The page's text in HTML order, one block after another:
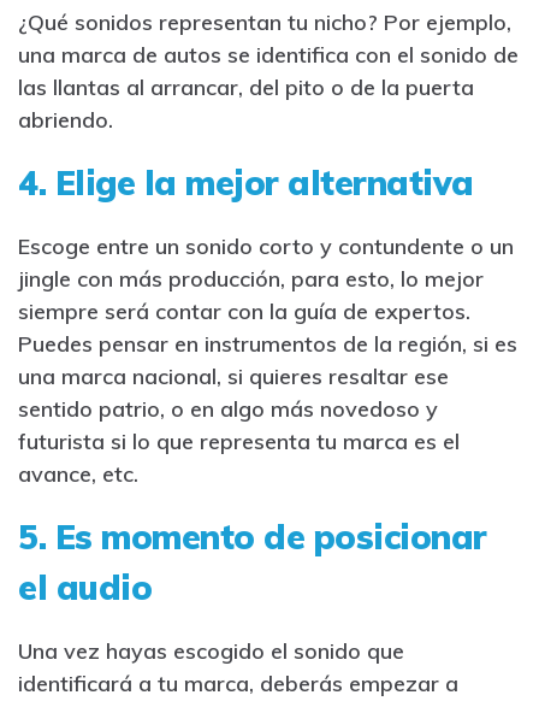
¿Qué sonidos representan tu nicho? Por ejemplo,
una marca de autos se identifica con el sonido de
las llantas al arrancar, del pito o de la puerta
abriendo.
4. Elige la mejor alternativa
Escoge entre un sonido corto y contundente o un
jingle con más producción, para esto, lo mejor
siempre será contar con la guía de expertos.
Puedes pensar en instrumentos de la región, si es
una marca nacional, si quieres resaltar ese
sentido patrio, o en algo más novedoso y
futurista si lo que representa tu marca es el
avance, etc.
5. Es momento de posicionar
el audio
Una vez hayas escogido el sonido que
identificará a tu marca, deberás empezar a